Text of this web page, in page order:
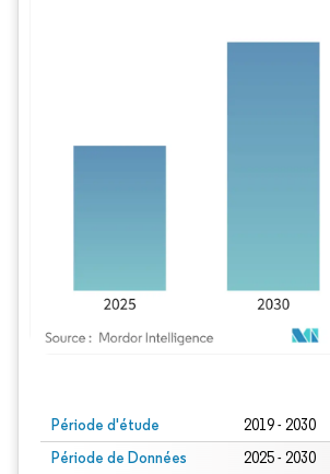
Période d'étude 2019 - 2030
Période de Données
2025 - 2030